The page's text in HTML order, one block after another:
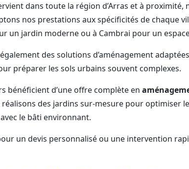
dans toute la région d’Arras et à proximité,
nos prestations aux spécificités de chaque
un jardin moderne ou à Cambrai pour un
des solutions d’aménagement
préparer les sols urbains souvent complexes.
bénéficient d’une offre complète en
réalisons des jardins sur-mesure pour optimiser
le bâti environnant.
un devis personnalisé ou une intervention